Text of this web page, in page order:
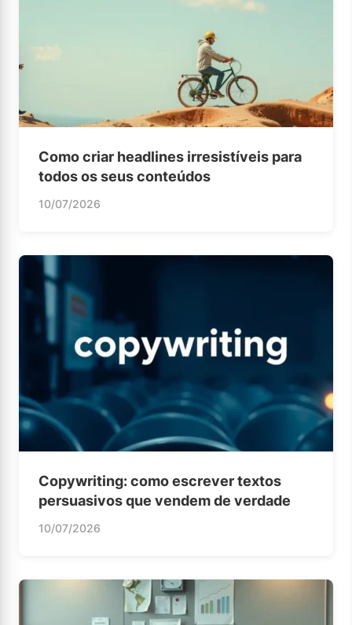
Como criar headlines irresistíveis para
todos os seus conteúdos
10/07/2026
Copywriting: como escrever textos
persuasivos que vendem de verdade
10/07/2026